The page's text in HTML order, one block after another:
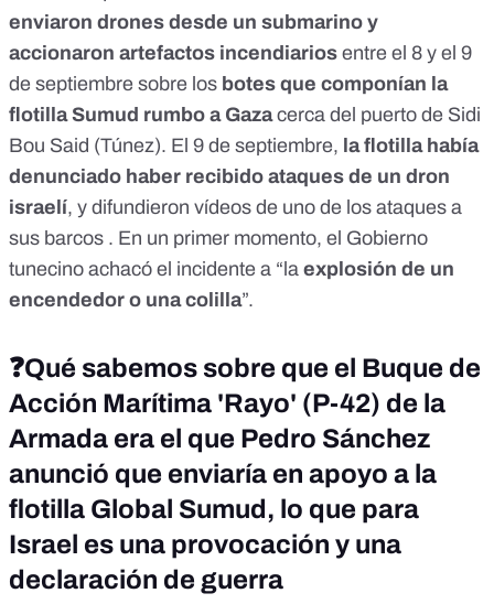
enviaron drones desde un submarino y
accionaron artefactos incendiarios entre el 8 y el 9
de septiembre sobre los botes que componían la
flotilla Sumud rumbo a Gazacerca del puerto de Sidi
Bou Said (Túnez). El 9 de septiembre, la flotilla había
denunciado haber recibido ataques de un dron
israelí, y difundieron vídeos de uno de los ataques a
sus barcos . En un primer momento, el Gobierno
tunecino achacó el incidente a “la explosión de un
encendedor o una colilla”.
❓Qué sabemos sobre que el Buque de
Acción Marítima 'Rayo' (P-42) de la
Armada era el que Pedro Sánchez
anunció que enviaría en apoyo a la
flotilla Global Sumud, lo que para
Israel es una provocación y una
declaración de guerra